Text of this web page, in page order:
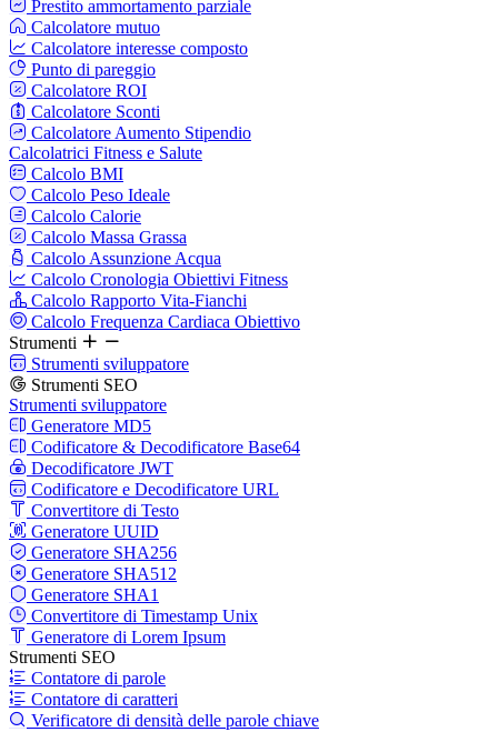
Prestito ammortamento parziale
Calcolatore mutuo
Calcolatore interesse composto
Punto di pareggio
Calcolatore ROI
Calcolatore Sconti
Calcolatore Aumento Stipendio
Calcolatrici Fitness e Salute
Calcolo BMI
Calcolo Peso Ideale
Calcolo Calorie
Calcolo Massa Grassa
Calcolo Assunzione Acqua
Calcolo Cronologia Obiettivi Fitness
Calcolo Rapporto Vita-Fianchi
Calcolo Frequenza Cardiaca Obiettivo
Strumenti
Strumenti sviluppatore
Strumenti SEO
Strumenti sviluppatore
Generatore MD5
Codificatore & Decodificatore Base64
Decodificatore JWT
Codificatore e Decodificatore URL
Convertitore di Testo
Generatore UUID
Generatore SHA256
Generatore SHA512
Generatore SHA1
Convertitore di Timestamp Unix
Generatore di Lorem Ipsum
Strumenti SEO
Contatore di parole
Contatore di caratteri
Verificatore di densità delle parole chiave